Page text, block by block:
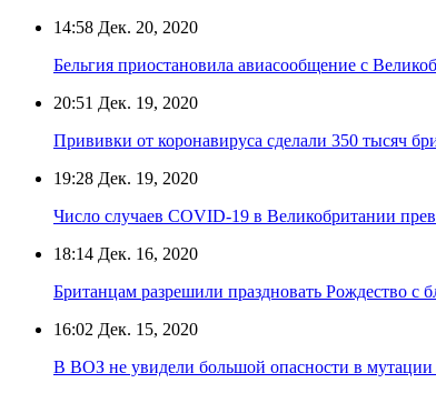
14:58 Дек. 20, 2020
Бельгия приостановила авиасообщение с
20:51 Дек. 19, 2020
Прививки от коронавируса сделали 350 тысяч
19:28 Дек. 19, 2020
Число случаев COVID-19 в Великобритании
18:14 Дек. 16, 2020
Британцам разрешили праздновать Рождество с
16:02 Дек. 15, 2020
В ВОЗ не увидели большой опасности в